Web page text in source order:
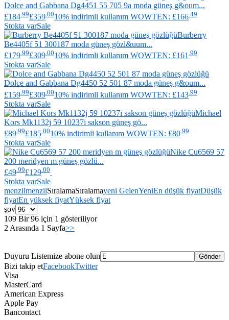
Dolce and Gabbana Dg4451 55 705 9a moda güneş g&oum...
£184 .99£359 .0010% indirimli kullanım WOWTEN: £166 .49
Stokta varSale
Burberry
Be4405f 51 300187 moda güneş gözl&uum...
£179.99£309.0010% indirimli kullanım WOWTEN: £161 .99
Stokta varSale
Dolce and Gabbana Dg4450 52 501 87 moda güneş g&oum...
£159 .99£309 .0010% indirimli kullanım WOWTEN: £143 .99
Stokta varSale
Michael
Kors Mk1132j 59 10237i sakson güneş gö...
£89 .99£185 .0010% indirimli kullanım WOWTEN: £80 .99
Stokta varSale
Nike Cu6569 57
200 meridyen m güneş gözlü...
£49.99£129.00
Stokta varSale
menzilmenzilSıralamaSıralamayeni GelenYeniEn düşük fiyatDüşük
fiyatEn yüksek fiyatYüksek fiyat
şov
109 Bir 96 için 1 gösteriliyor
2 Arasında 1 Sayfa>>
Duyuru Listemize abone olun
Bizi takip etFacebookTwitter
Visa
MasterCard
American Express
Apple Pay
Bancontact